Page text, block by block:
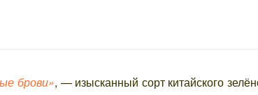
брови», — изысканный сорт китайского